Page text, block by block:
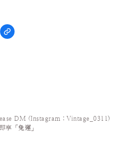
DM (Instagram：Vintage_0311)
享「 免運 」